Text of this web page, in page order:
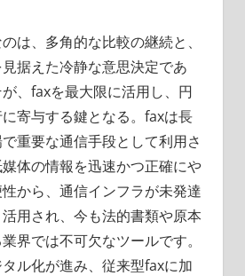
は、多角的な比較の継続と、
据えた冷静な意思決定であ
、faxを最大限に活用し、円
寄与する鍵となる。faxは長
重要な通信手段として利用さ
体の情報を迅速かつ正確にや
から、通信インフラが未発達
用され、今も法的書類や原本
界では不可欠なツールです。
ル化が進み、従来型faxに加